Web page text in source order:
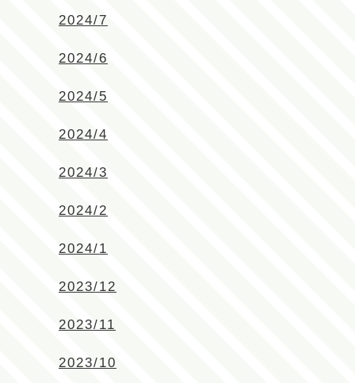
2024/7
2024/6
2024/5
2024/4
2024/3
2024/2
2024/1
2023/12
2023/11
2023/10